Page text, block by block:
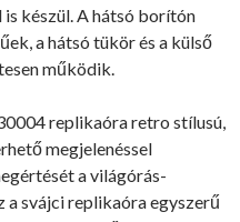
készül. A hátsó borítón
a hátsó tükör és a külső
működik.
replikaóra retro stílusú,
megjelenéssel
a világórás-
a svájci replikaóra egyszerű